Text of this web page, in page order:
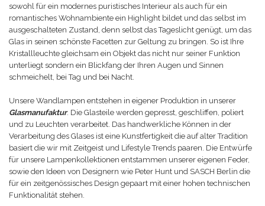
sowohl für ein modernes puristisches Interieur als auch für ein
romantisches Wohnambiente ein Highlight bildet und das selbst im
ausgeschalteten Zustand, denn selbst das Tageslicht genügt, um das
Glas in seinen schönste Facetten zur Geltung zu bringen. So ist Ihre
Kristallleuchte gleichsam ein Objekt das nicht nur seiner Funktion
unterliegt sondern ein Blickfang der Ihren Augen und Sinnen
schmeichelt, bei Tag und bei Nacht.
Unsere Wandlampen entstehen in eigener Produktion in unserer
Glasmanufaktur. Die Glasteile werden gepresst, geschliffen, poliert
und zu Leuchten verarbeitet. Das handwerkliche Können in der
Verarbeitung des Glases ist eine Kunstfertigkeit die auf alter Tradition
basiert die wir mit Zeitgeist und Lifestyle Trends paaren. Die Entwürfe
für unsere Lampenkollektionen entstammen unserer eigenen Feder,
sowie den Ideen von Designern wie Peter Hunt und SASCH Berlin die
für ein zeitgenössisches Design gepaart mit einer hohen technischen
Funktionalität stehen.